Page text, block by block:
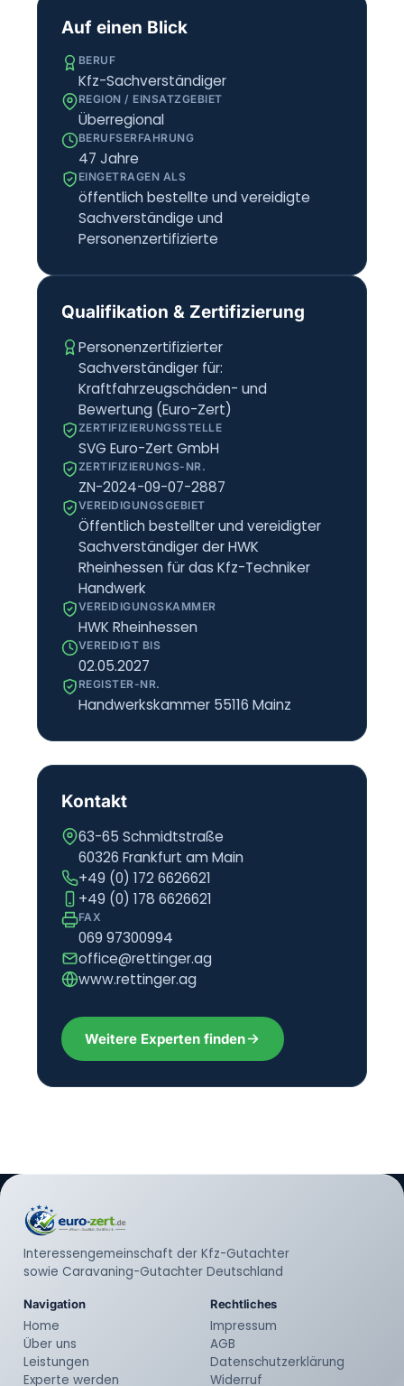
Auf einen Blick
BERUF
Kfz-Sachverständiger
REGION / EINSATZGEBIET
Überregional
BERUFSERFAHRUNG
47 Jahre
EINGETRAGEN ALS
öffentlich bestellte und vereidigte
Sachverständige und
Personenzertifizierte
Qualifikation & Zertifizierung
Personenzertifizierter
Sachverständiger für:
Kraftfahrzeugschäden- und
Bewertung (Euro-Zert)
ZERTIFIZIERUNGSSTELLE
SVG Euro-Zert GmbH
ZERTIFIZIERUNGS-NR.
ZN-2024-09-07-2887
VEREIDIGUNGSGEBIET
Öffentlich bestellter und vereidigter
Sachverständiger der HWK
Rheinhessen für das Kfz-Techniker
Handwerk
VEREIDIGUNGSKAMMER
HWK Rheinhessen
VEREIDIGT BIS
02.05.2027
REGISTER-NR.
Handwerkskammer 55116 Mainz
Kontakt
63-65 Schmidtstraße
60326 Frankfurt am Main
+49 (0) 172 6626621
+49 (0) 178 6626621
FAX
069 97300994
office@rettinger.ag
www.rettinger.ag
Weitere Experten finden
Interessengemeinschaft der Kfz-Gutachter
sowie Caravaning-Gutachter Deutschland
Navigation
Home
Über uns
Leistungen
Experte werden
Rechtliches
Impressum
AGB
Datenschutzerklärung
Widerruf